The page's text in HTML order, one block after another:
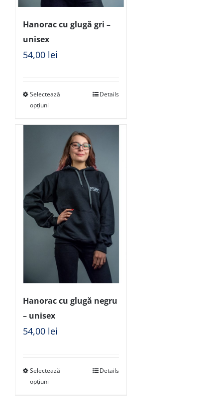
Hanorac cu glugă gri –
unisex
54,00 lei
Selectează
opțiuni
Details
Hanorac cu glugă negru
– unisex
54,00 lei
Selectează
opțiuni
Details